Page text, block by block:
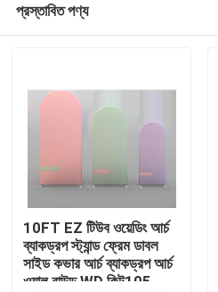
প্রস্তাবিত পণ্য
10FT EZ টিউব ওয়েডিং আর্চ
ব্যাকড্রপ স্ট্যান্ড ফ্রেম ডাবল
সাইড কভার আর্চ ব্যাকড্রপ আর্চ
ওয়াল রাউন্ড WD কিট105